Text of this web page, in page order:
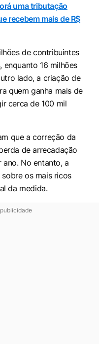
uma tributação
recebem mais de R$
de contribuintes
16 milhões
lado, a criação de
quem ganha mais de
cerca de 100 mil
que a correção da
de arrecadação
No entanto, a
os mais ricos
da medida.